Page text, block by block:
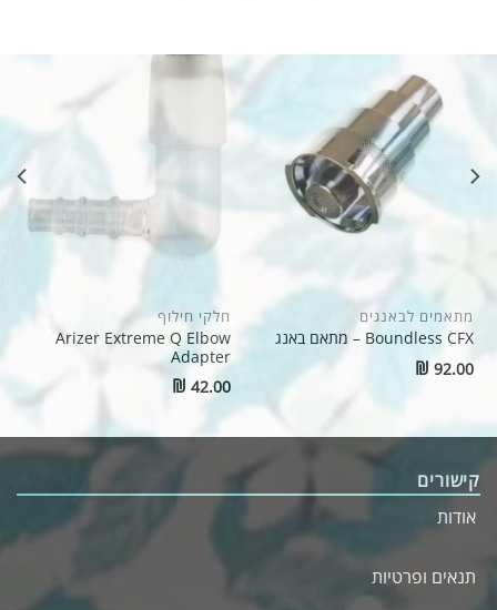
חלקי חילוף
Arizer Extreme Q Elbow
Adapter
₪ 42.00
מתאמים לבאנגים
Boundless CFX – מתאם באנג
₪ 92.00
Original
price
Current
₪30.00.
קישורים
אודות
תנאים ופרטיות